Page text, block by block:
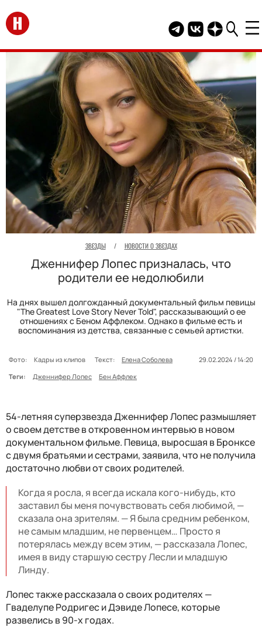
Перейти на главную
Telegram канал
Группа HELLO
Канал
ЗВЕЗДЫ / НОВОСТИ О ЗВЕЗДАХ
Дженнифер Лопес призналась, что
родители ее недолюбили
На днях вышел долгожданный документальный фильм певицы
"The Greatest Love Story Never Told", рассказывающий о ее
отношениях с Беном Аффлеком. Однако в фильме есть и
воспоминания из детства, связанные с семьей артистки.
Фото: Кадры из клипов Текст: Елена Соболева
29.02.2024 / 14:20
Теги:
Дженнифер Лопес Бен Аффлек
54-летняя суперзвезда Дженнифер Лопес размышляет
о своем детстве в откровенном интервью в новом
документальном фильме. Певица, выросшая в Бронксе
с двумя братьями и сестрами, заявила, что не получила
достаточно любви от своих родителей.
Когда я росла, я всегда искала кого-нибудь, кто
заставил бы меня почувствовать себя любимой, —
сказала она зрителям. — Я была средним ребенком,
не самым младшим, не первенцем… Просто я
потерялась между всем этим, — рассказала Лопес,
имея в виду старшую сестру Лесли и младшую
Линду.
Лопес также рассказала о своих родителях —
Гваделупе Родригес и Дэвиде Лопесе, которые
развелись в 90-х годах.